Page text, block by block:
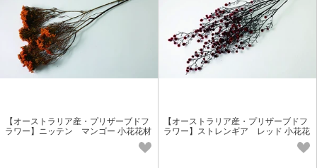
【オーストラリア産・プリザーブドフ
ラワー】ニッテン マンゴー 小花花材
【オーストラリア産・プリザーブドフ
ラワー】ストレンギア レッド 小花花